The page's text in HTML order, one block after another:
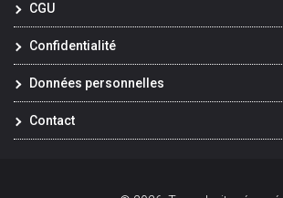
CGU
Confidentialité
Données personnelles
Contact